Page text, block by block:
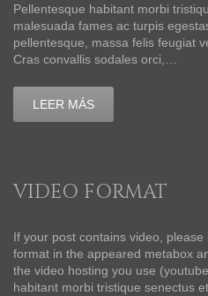
Pellentesque habitant morbi
malesuada fames ac turpis
pellentesque, massa felis feugiat
Cras convallis sodales orci,…
LEER MÁS
VIDEO FORMAT
If your post contains video,
format in the appeared metabox
the video hosting you use
habitant morbi tristique senectus